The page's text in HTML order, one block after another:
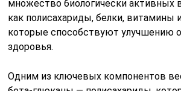
множество биологически активных
как полисахариды, белки, витамины
которые способствуют улучшению
здоровья.
Одним из ключевых компонентов